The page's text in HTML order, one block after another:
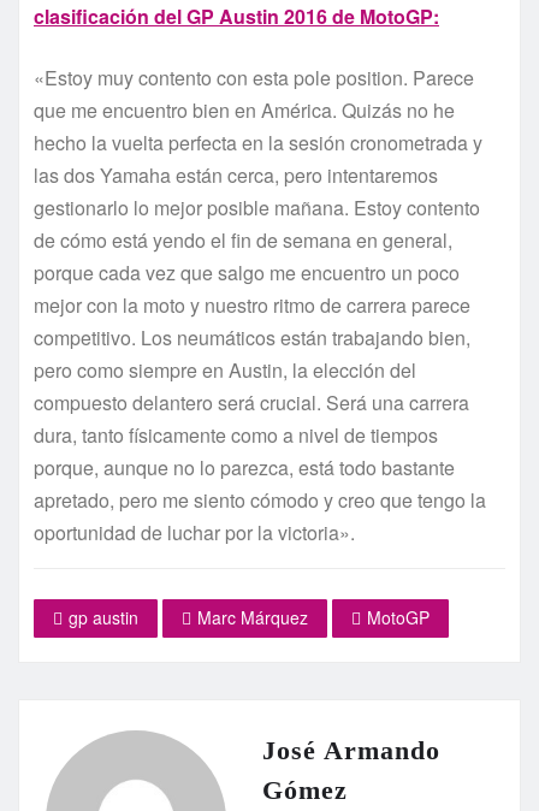
clasificación del GP Austin 2016 de MotoGP:
«Estoy muy contento con esta pole position. Parece
que me encuentro bien en América. Quizás no he
hecho la vuelta perfecta en la sesión cronometrada y
las dos Yamaha están cerca, pero intentaremos
gestionarlo lo mejor posible mañana. Estoy contento
de cómo está yendo el fin de semana en general,
porque cada vez que salgo me encuentro un poco
mejor con la moto y nuestro ritmo de carrera parece
competitivo. Los neumáticos están trabajando bien,
pero como siempre en Austin, la elección del
compuesto delantero será crucial. Será una carrera
dura, tanto físicamente como a nivel de tiempos
porque, aunque no lo parezca, está todo bastante
apretado, pero me siento cómodo y creo que tengo la
oportunidad de luchar por la victoria».
gp austin Marc Márquez MotoGP
José Armando
Gómez